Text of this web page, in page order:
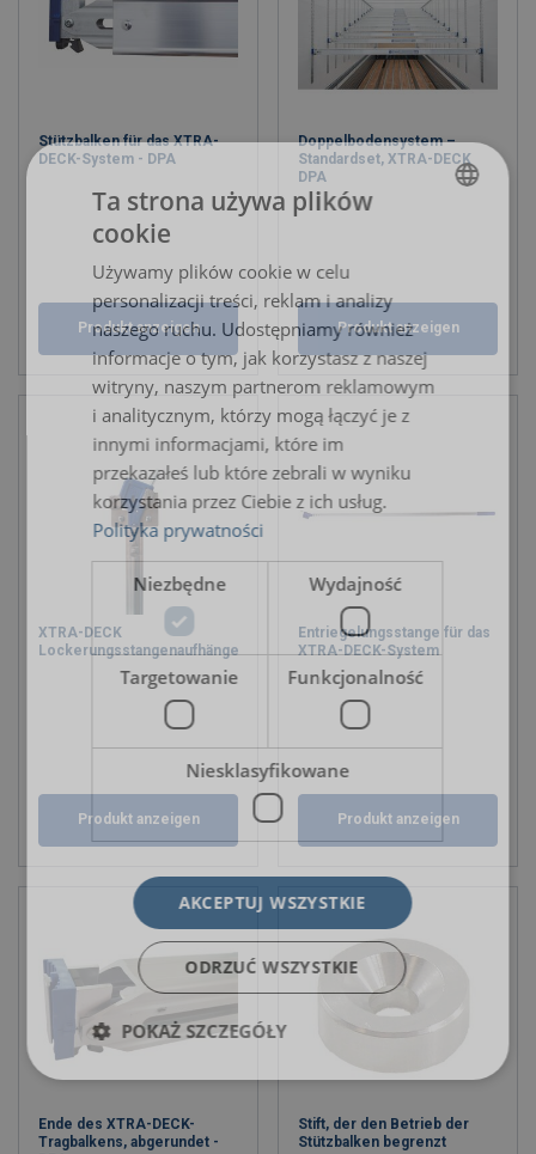
Stützbalken für das XTRA-
DECK-System - DPA
Produkt anzeigen
Doppelbodensystem –
Standardset, XTRA-DECK
DPA
Produkt anzeigen
XTRA-DECK
Lockerungsstangenaufhänger
Produkt anzeigen
Entriegelungsstange für das
XTRA-DECK-System
Produkt anzeigen
Ende des XTRA-DECK-
Tragbalkens, abgerundet -
Stift, der den Betrieb der
Stützbalken begrenzt
ENGLISH TRANSLATION
Ta strona używa plików
cookie
Używamy plików cookie w celu
personalizacji treści, reklam i analizy
naszego ruchu. Udostępniamy również
informacje o tym, jak korzystasz z naszej
witryny, naszym partnerom reklamowym
i analitycznym, którzy mogą łączyć je z
innymi informacjami, które im
przekazałeś lub które zebrali w wyniku
korzystania przez Ciebie z ich usług.
Polityka prywatności
Niezbędne Wydajność
Targetowanie Funkcjonalność
Niesklasyfikowane
AKCEPTUJ WSZYSTKIE
ODRZUĆ WSZYSTKIE
POKAŻ SZCZEGÓŁY